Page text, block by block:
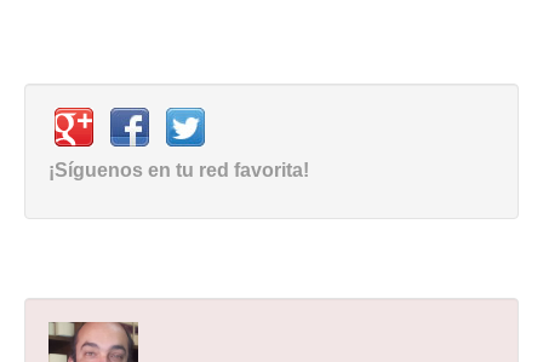
¡Síguenos en tu red favorita!